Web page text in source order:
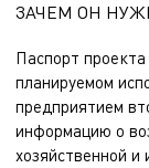
ЗАЧЕМ ОН
Паспорт
планируемом
предприятием
информацию о
хозяйственной